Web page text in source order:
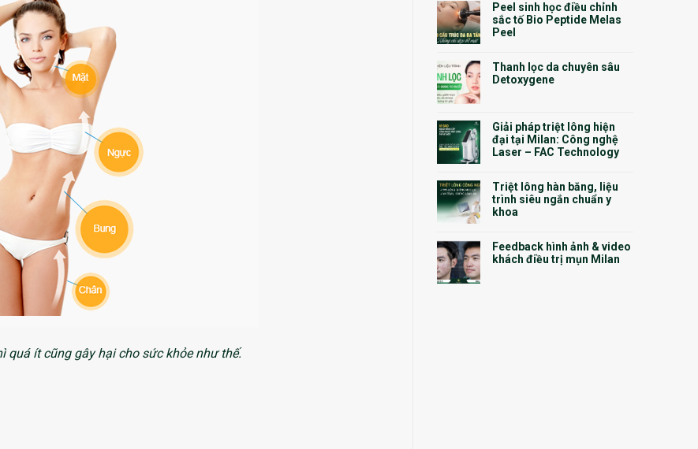
quá ít cũng gây hại cho sức khỏe như thế.
Peel sinh học điều chỉnh
sắc tố Bio Peptide Melas
Peel
Thanh lọc da chuyên sâu
Detoxygene
Giải pháp triệt lông hiện
đại tại Milan: Công nghệ
Laser – FAC Technology
Triệt lông hàn băng, liệu
trình siêu ngắn chuẩn y
khoa
Feedback hình ảnh & video
khách điều trị mụn Milan